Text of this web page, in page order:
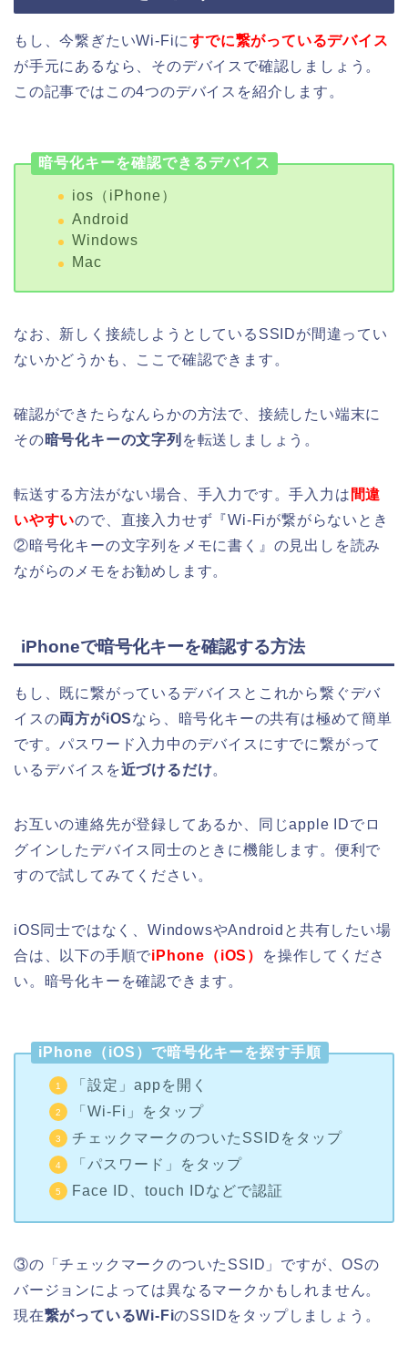
もし、今繋ぎたいWi-Fiにすでに繋がっているデバイス
が手元にあるなら、そのデバイスで確認しましょう。
この記事ではこの4つのデバイスを紹介します。
暗号化キーを確認できるデバイス
ios（iPhone）
Android
Windows
Mac
なお、新しく接続しようとしているSSIDが間違ってい
ないかどうかも、ここで確認できます。
確認ができたらなんらかの方法で、接続したい端末に
その暗号化キーの文字列 を転送しましょう。
転送する方法がない場合、手入力です。手入力は 間違
いやすいので、直接入力せず『Wi-Fiが繋がらないとき
②暗号化キーの文字列をメモに書く』の見出しを読み
ながらのメモをお勧めします。
iPhoneで暗号化キーを確認する方法
もし、既に繋がっているデバイスとこれから繋ぐデバ
イスの両方がiOSなら、暗号化キーの共有は極めて簡単
です。パスワード入力中のデバイスにすでに繋がって
いるデバイスを近づけるだけ。
お互いの連絡先が登録してあるか、同じapple IDでロ
グインしたデバイス同士のときに機能します。便利で
すので試してみてください。
iOS同士ではなく、WindowsやAndroidと共有したい場
合は、以下の手順でiPhone（iOS）
を操作してくださ
い。暗号化キーを確認できます。
iPhone（iOS）で暗号化キーを探す手順
「設定」appを開く
「Wi-Fi」をタップ
チェックマークのついたSSIDをタップ
「パスワード」をタップ
Face ID、touch IDなどで認証
③の「チェックマークのついたSSID」ですが、OSの
バージョンによっては異なるマークかもしれません。
現在繋がっているWi-FiのSSIDをタップしましょう。